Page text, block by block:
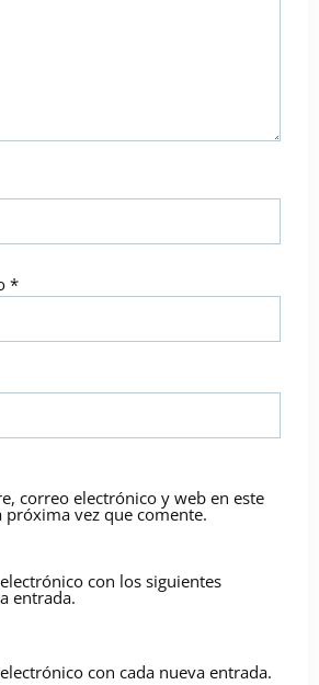
*
correo electrónico y web en este
próxima vez que comente.
con los siguientes
entrada.
con cada nueva entrada.